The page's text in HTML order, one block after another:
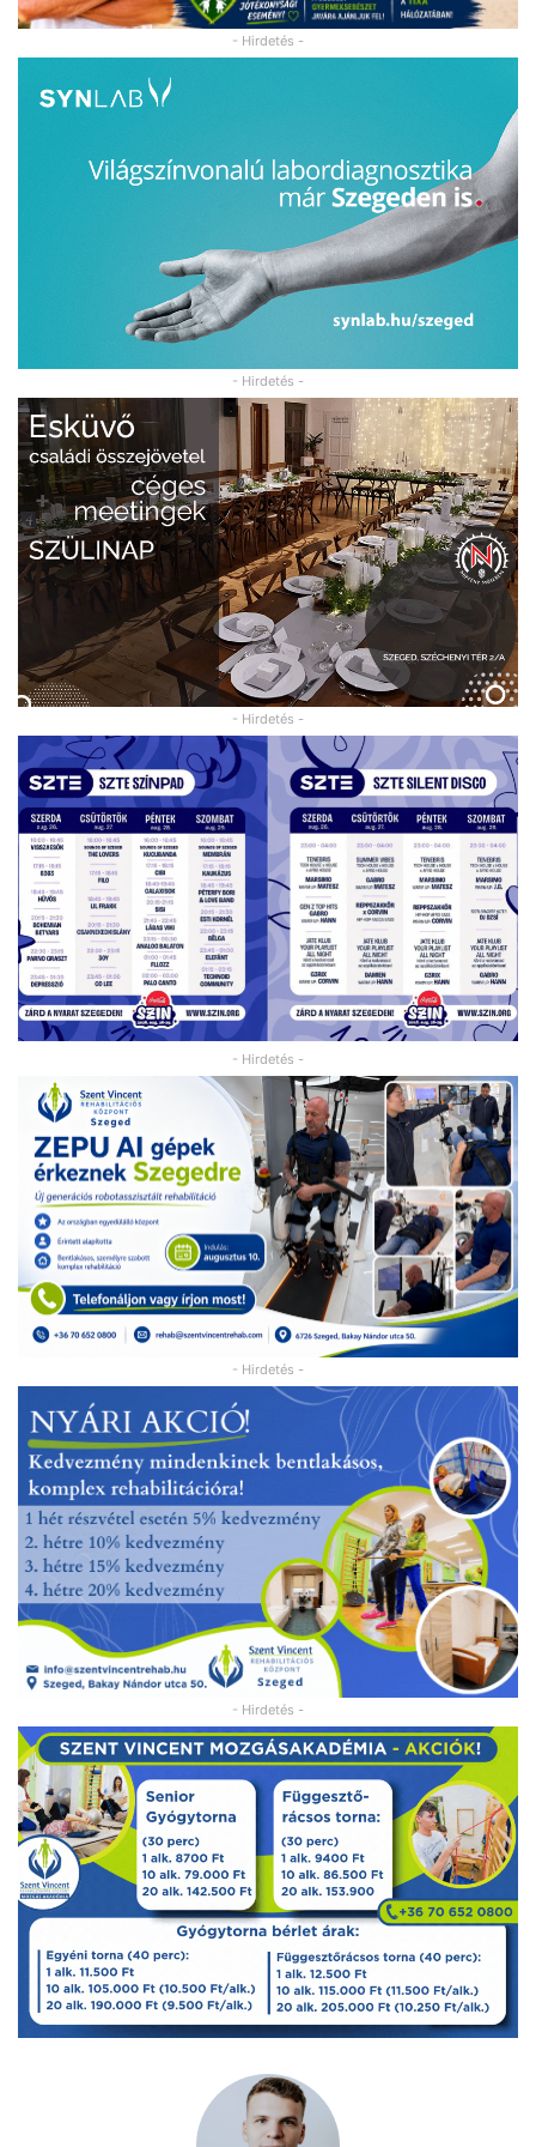
- Hirdetés -
- Hirdetés -
- Hirdetés -
- Hirdetés -
- Hirdetés -
- Hirdetés -